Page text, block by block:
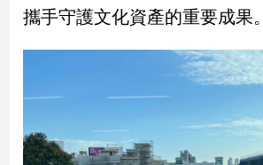
點
觀
國
會
攜手守護文化資產的重要成果。